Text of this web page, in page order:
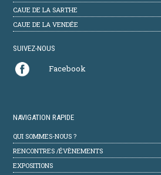
CAUE DE LA SARTHE
CAUE DE LA VENDÉE
SUIVEZ-NOUS
Facebook
NAVIGATION RAPIDE
QUI SOMMES-NOUS ?
RENCONTRES /ÉVÈNEMENTS
EXPOSITIONS